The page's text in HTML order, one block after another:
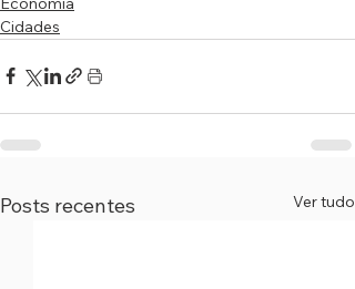
Cidades
Posts recentes Ver tudo